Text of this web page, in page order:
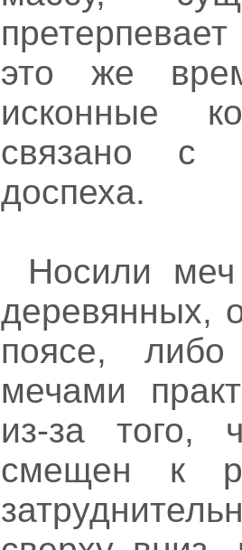
это же
исконные
связано с
доспеха.
Носили
деревянных,
поясе,
мечами
из-за того,
смещен к